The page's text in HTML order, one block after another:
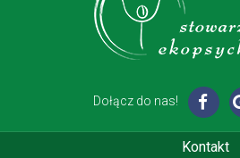
Dołącz do nas!
Kontakt